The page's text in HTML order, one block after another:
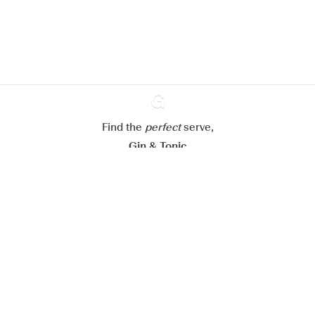
Ginventory
Find the perfectserve,
Gin & Tonic